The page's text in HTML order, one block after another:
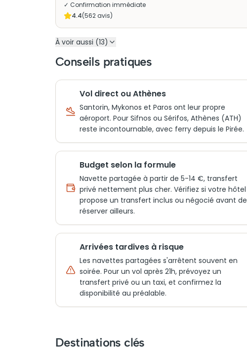
✓ Confirmation immédiate
4.4(562avis)
À voir aussi (13)
Conseils pratiques
Vol direct ou Athènes
Santorin, Mykonos et Paros ont leur propre
aéroport. Pour Sifnos ou Sérifos, Athènes (ATH)
reste incontournable, avec ferry depuis le Pirée.
Budget selon la formule
Navette partagée à partir de 5-14 €, transfert
privé nettement plus cher. Vérifiez si votre hôtel
propose un transfert inclus ou négocié avant de
réserver ailleurs.
Arrivées tardives à risque
Les navettes partagées s'arrêtent souvent en
soirée. Pour un vol après 21h, prévoyez un
transfert privé ou un taxi, et confirmez la
disponibilité au préalable.
Destinations clés